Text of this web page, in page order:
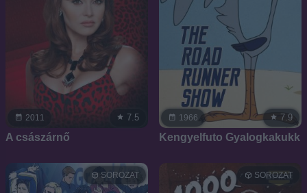
2011 7.5
A császárnő
1966 7.9
Kengyelfuto Gyalogkakukk
SOROZAT SOROZAT